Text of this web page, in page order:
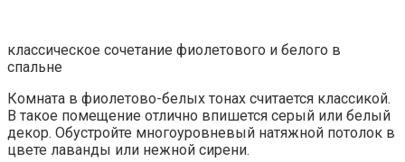
классическое сочетание фиолетового и белого в
спальне
Комната в фиолетово-белых тонах считается классикой.
В такое помещение отлично впишется серый или белый
декор. Обустройте многоуровневый натяжной потолок в
цвете лаванды или нежной сирени.